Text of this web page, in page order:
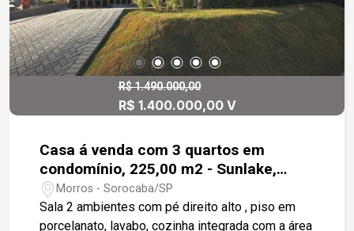
economia e conforto. A garagem possui
capacidade para quatro veículos, sendo dois
cobertos.
R$ 1.490.000,00
R$ 1.400.000,00 V
Casa á venda com 3 quartos em
condomínio, 225,00 m2 - Sunlake,
Sorocaba
Morros - Sorocaba/SP
Sala 2 ambientes com pé direito alto , piso em
porcelanato, lavabo, cozinha integrada com a área